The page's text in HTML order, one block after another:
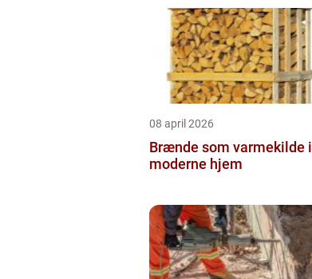
08 april 2026
Brænde som varmekilde i
moderne hjem